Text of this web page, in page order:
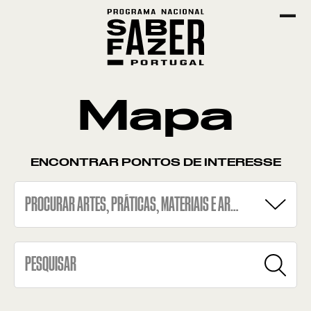
Mapa
ENCONTRAR PONTOS DE INTERESSE
PROCURAR ARTES, PRÁTICAS, MATERIAIS E ARTEFACTOS
EMPREITA DE PALMA